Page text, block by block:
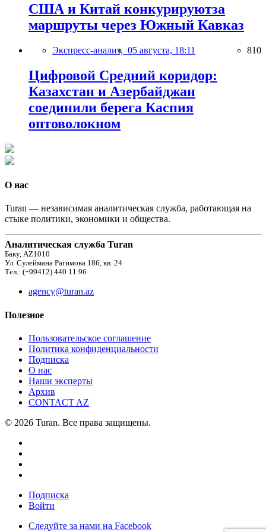
США и Китай конкурируютза
маршруты через Южный Кавказ
Экспресс-анализ, 05 августа, 18:11 810
Цифровой Средний коридор:
Казахстан и Азербайджан
соединили берега Каспия
оптоволокном
О нас
Turan — независимая аналитическая служба, работающая на
стыке политики, экономики и общества.
Аналитическая служба Turan
Баку, AZ1010
Ул. Сулеймана Рагимова 186, кв. 24
Тел.: (+99412) 440 11 96
agency@turan.az
Полезное
Пользовательское соглашение
Политика конфиденциальности
Подписка
О нас
Наши эксперты
Архив
CONTACT AZ
© 2026 Turan. Все права защищены.
Подписка
Войти
Следуйте за нами на Facebook